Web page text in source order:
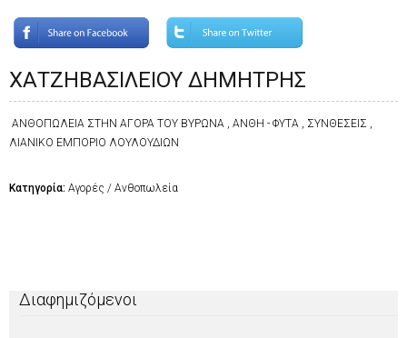
ΧΑΤΖΗΒΑΣΙΛΕΙΟΥ ΔΗΜΗΤΡΗΣ
ΑΝΘΟΠΩΛΕΙΑ ΣΤΗΝ ΑΓΟΡΑ ΤΟΥ ΒΥΡΩΝΑ , ΑΝΘΗ - ΦΥΤΑ , ΣΥΝΘΕΣΕΙΣ ,
ΛΙΑΝΙΚΟ ΕΜΠΟΡΙΟ ΛΟΥΛΟΥΔΙΩΝ
Κατηγορία: Αγορές / Ανθοπωλεία
Διαφημιζόμενοι